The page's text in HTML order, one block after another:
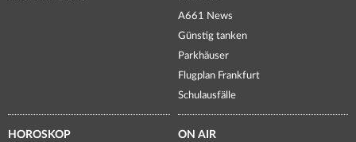
A661 News
Günstig tanken
Parkhäuser
Flugplan Frankfurt
Schulausfälle
HOROSKOP ON AIR